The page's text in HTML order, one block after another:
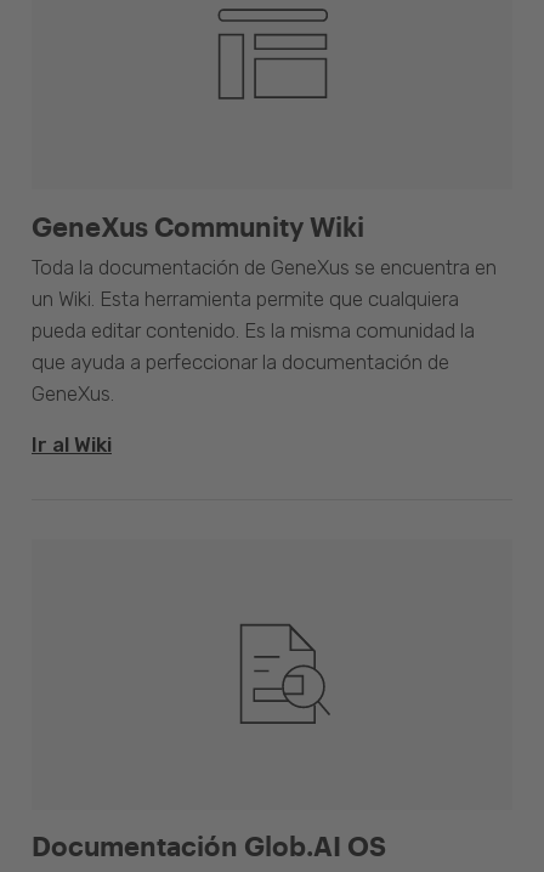
GeneXus Community Wiki
Toda la documentación de GeneXus se encuentra en
un Wiki. Esta herramienta permite que cualquiera
pueda editar contenido. Es la misma comunidad la
que ayuda a perfeccionar la documentación de
GeneXus.
Ir al Wiki
Documentación Glob.AI OS